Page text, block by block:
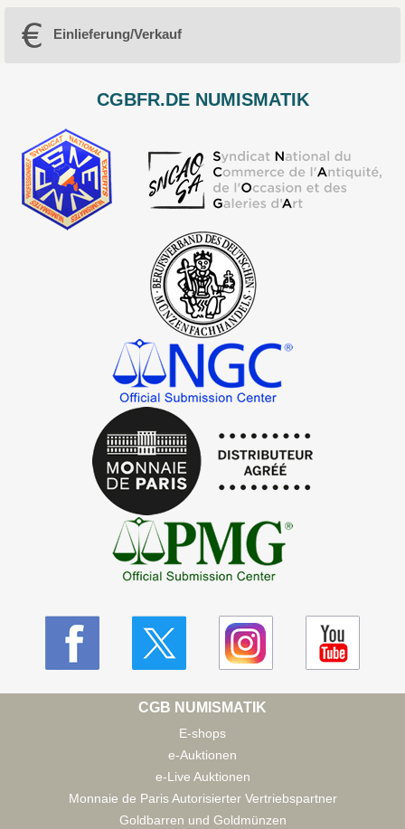
Einlieferung/Verkauf
CGBFR.DE NUMISMATIK
CGB NUMISMATIK
E-shops
e-Auktionen
e-Live Auktionen
Monnaie de Paris Autorisierter Vertriebspartner
Goldbarren und Goldmünzen